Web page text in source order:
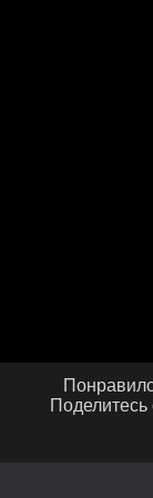
Поделитесь